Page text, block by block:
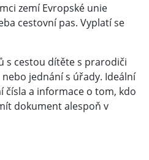
zemí Evropské unie
cestovní pas. Vyplatí se
s cestou dítěte s prarodiči
jednání s úřady. Ideální
čísla a informace o tom, kdo
dokument alespoň v